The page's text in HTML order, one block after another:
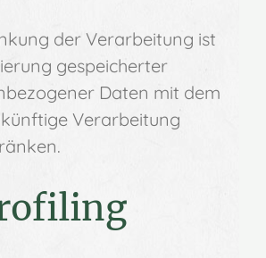
der Verarbeitung ist
gespeicherter
Daten mit dem
Verarbeitung